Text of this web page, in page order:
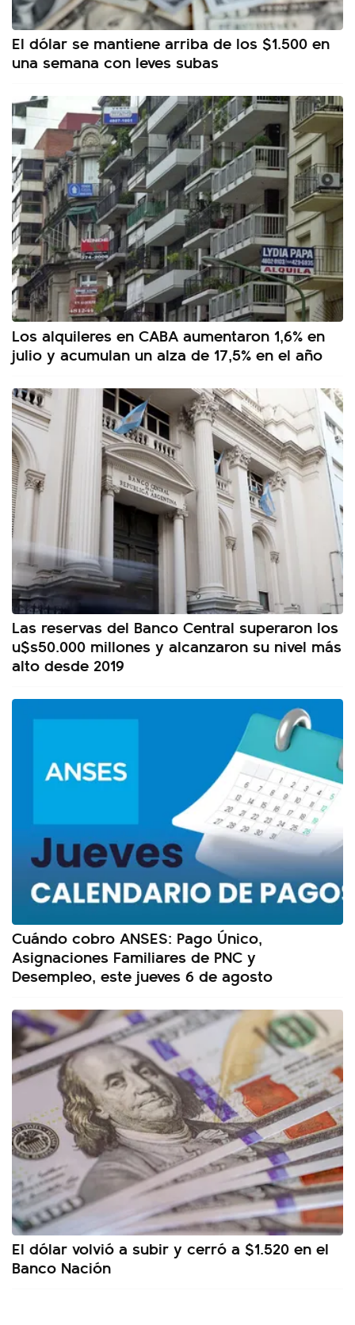
El dólar se mantiene arriba de los $1.500 en
una semana con leves subas
Los alquileres en CABA aumentaron 1,6% en
julio y acumulan un alza de 17,5% en el año
Las reservas del Banco Central superaron los
u$s50.000 millones y alcanzaron su nivel más
alto desde 2019
Cuándo cobro ANSES: Pago Único,
Asignaciones Familiares de PNC y
Desempleo, este jueves 6 de agosto
El dólar volvió a subir y cerró a $1.520 en el
Banco Nación